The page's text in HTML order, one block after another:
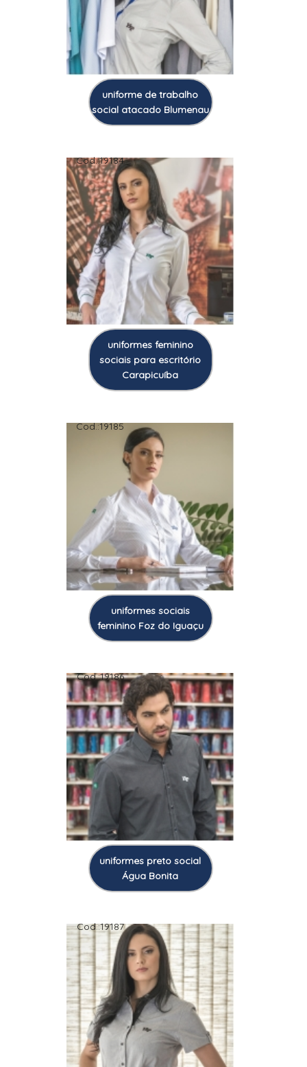
uniforme de trabalho
social atacado Blumenau
Cod.:19184
uniformes feminino
sociais para escritório
Carapicuíba
Cod.:19185
uniformes sociais
feminino Foz do Iguaçu
Cod.:19186
uniformes preto social
Água Bonita
Cod.:19187